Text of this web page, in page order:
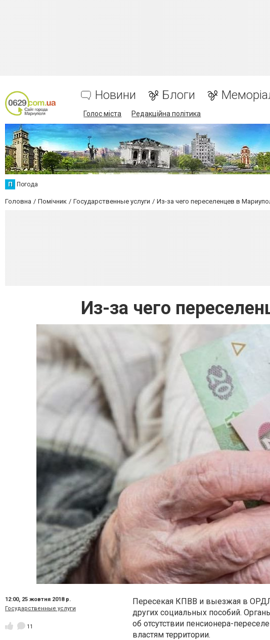
Новини Блоги
Голос міста Редакційна політика
П Погода
Головна Помічник Государственные услуги Из-за чего переселенцев в
Из-за чего
12:00, 25 жовтня 2018 р.
Государственные услуги
11
Пересекая КПВВ и выезжая в
других социальных пособий.
об отсутствии пенсионера-
властям территории.